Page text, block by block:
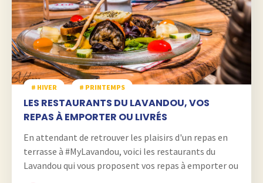
# HIVER # PRINTEMPS
LES RESTAURANTS DU LAVANDOU, VOS
REPAS À EMPORTER OU LIVRÉS
En attendant de retrouver les plaisirs d'un repas en
terrasse à #MyLavandou, voici les restaurants du
Lavandou qui vous proposent vos repas à emporter ou